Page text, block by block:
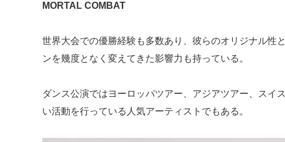
MORTAL COMBAT
世界大会での優勝経験も多数あり、彼らのオリジナル性
ンを幾度となく変えてきた影響力も持っている。
ダンス公演ではヨーロッパツアー、アジアツアー、スイ
い活動を行っている人気アーティストでもある。